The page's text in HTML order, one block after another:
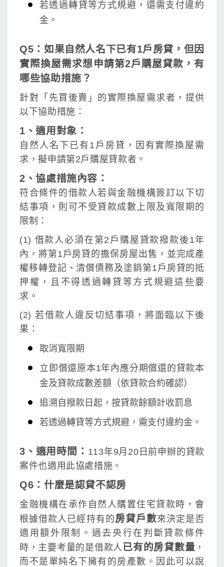
若透過轉貸等方式規避，還需支付違約
金。
Q5：如果自然人名下已有1戶房貸，但因
實際換屋需求想申請第2戶購屋貸款，有
哪些協助措施？
針對「先買後賣」的實際換屋需求者，提供
以下協助措施：
1、適用對象：
自然人名下已有1戶房貸，因有實際換屋需
求，擬申請第2戶購屋貸款者。
2、協處措施內容：
符合條件的借款人若與金融機構簽訂以下切
結事項，則可不受貸款成數上限及寬限期的
限制：
(1) 借款人必須在第2戶購屋貸款撥款後1年
內，將第1戶房貸的擔保房屋出售，並完成產
權移轉登記、清償債務及塗銷第1戶房貸的抵
押權，且不得透過轉貸等方式規避這些要
求。
(2) 若借款人違反切結事項，將面臨以下後
果：
取消寬限期
立即償還原本1年內應分期償還的貸款本
金及貸款成數差額（依貸款合約確認）
追溯自撥款日起，按貸款餘額計收罰息
若透過轉貸等方式規避，需支付違約金。
3、適用時間： 113年9月20日前申辦的貸款
案件也適用此協處措施。
Q6：什麼是認貸不認房
金融機構在承作自然人購置住宅貸款時，會
根據借款人已經持有的房貸戶數來決定是否
適用額外限制。過去央行在判斷貸款條件
時，主要考量的是借款人已有的房貸數量 ，
而不是單純名下擁有的房產數。因此可以說